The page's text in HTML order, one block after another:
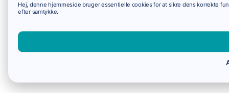
Hej, denne hjemmeside bruger essentielle cookies for at sikre dens korrekte
efter samtykke.